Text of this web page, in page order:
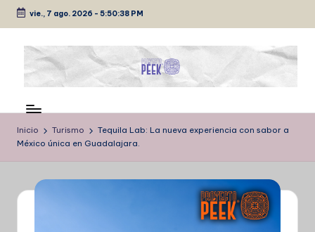
Saltar
contenido
vie., 7 ago. 2026 - 5:50:38 PM
E
K
de
comunicación
Inicio Turismo
Tequila Lab: La nueva experiencia con sabor a
México única en Guadalajara.